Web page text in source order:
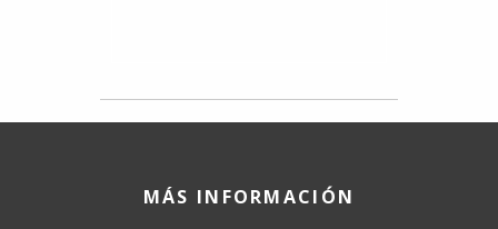
MÁS INFORMACIÓN